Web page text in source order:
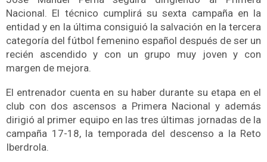
Nacional. El técnico cumplirá su sexta campaña en la
entidad y en la última consiguió la salvación en la tercera
categoría del fútbol femenino español después de ser un
recién ascendido y con un grupo muy joven y con
margen de mejora.
El entrenador cuenta en su haber durante su etapa en el
club con dos ascensos a Primera Nacional y además
dirigió al primer equipo en las tres últimas jornadas de la
campaña 17-18, la temporada del descenso a la Reto
Iberdrola.